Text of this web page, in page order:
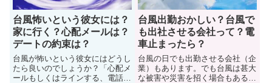
台風怖いという彼女には？
家に行く？心配メールは？
デートの約束は？
台風が怖いという彼女にはどうし
たら良いのでしょうか？「心配メ
ールもしくはラインする、電話す
台風出勤おかしい？台風で
も出社させる会社って？電
車止まったら？
台風の日でも出勤させる会社（企
業）もあります。でも台風は甚大
な被害や災害を招く場合もあるに